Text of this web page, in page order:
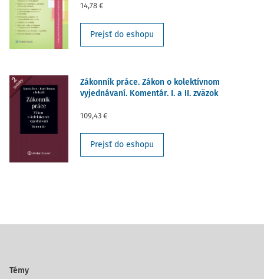
14,78 €
Prejsť do eshopu
Zákonník práce. Zákon o kolektívnom
vyjednávaní. Komentár. I. a II. zväzok
109,43 €
Prejsť do eshopu
Témy